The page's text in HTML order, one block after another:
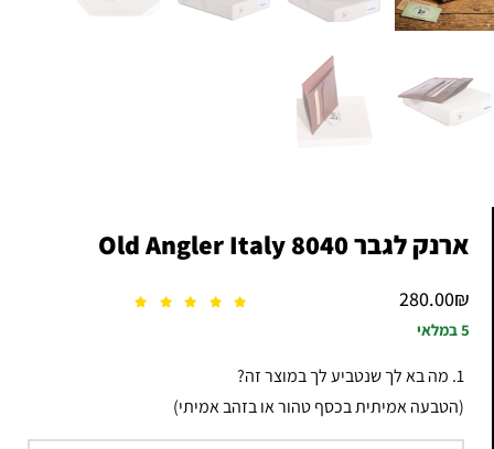
ארנק לגבר 8040 Old Angler Italy
280.00₪
5 במלאי
1. מה בא לך שנטביע לך במוצר זה?
(הטבעה אמיתית בכסף טהור או בזהב אמיתי)